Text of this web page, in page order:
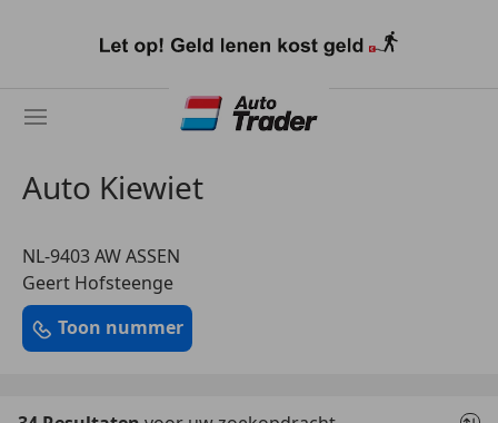
naar
Auto Kiewiet
NL-9403 AW ASSEN
Geert Hofsteenge
Toon nummer